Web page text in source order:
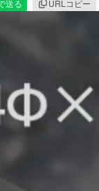
送る URLコピー